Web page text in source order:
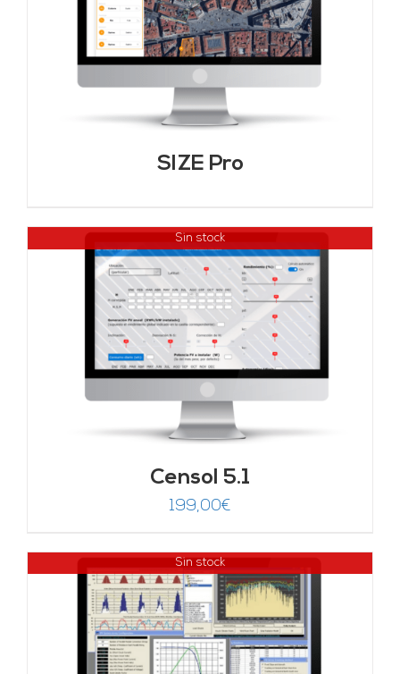
SIZE Pro
Sin stock
Censol 5.1
199,00€
Sin stock